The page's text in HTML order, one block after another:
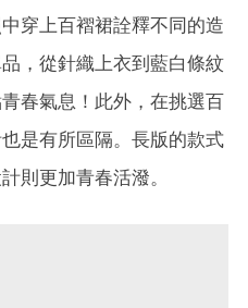
穿上百褶裙詮釋不同的造
，從針織上衣到藍白條紋
春氣息！此外，在挑選百
是有所區隔。長版的款式
則更加青春活潑。